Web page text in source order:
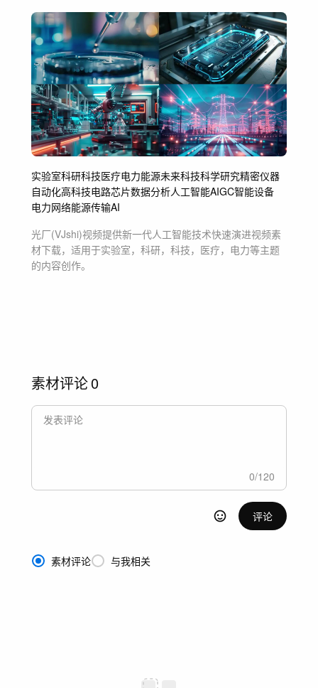
实验室科研科技医疗电力能源未来科技科学研究精密仪器
自动化高科技电路芯片数据分析人工智能AIGC智能设备
电力网络能源传输AI
光厂(VJshi)视频提供新一代人工智能技术快速演进视频素
材下载，适用于实验室，科研，科技，医疗，电力等主题
的内容创作。
素材评论0
0/120
评论
素材评论 与我相关